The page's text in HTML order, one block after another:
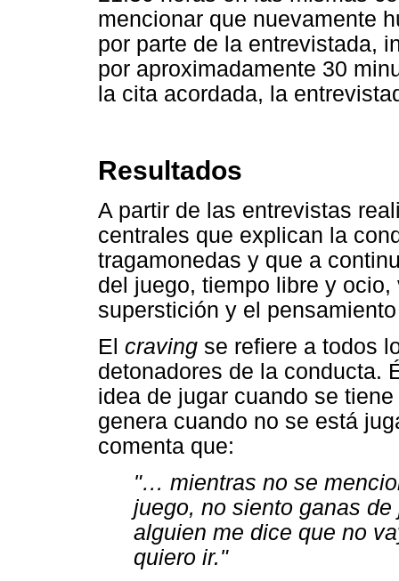
mencionar que nuevamente
por parte de la entrevistada,
por aproximadamente 30
la cita acordada, la
Resultados
A partir de las entrevistas
centrales que explican la
tragamonedas y que a
del juego, tiempo libre y
superstición y el
El craving se refiere a todos
detonadores de la conducta.
idea de jugar cuando se
genera cuando no se está
comenta que:
"… mientras no se
juego, no siento ganas
alguien me dice que no
quiero ir."